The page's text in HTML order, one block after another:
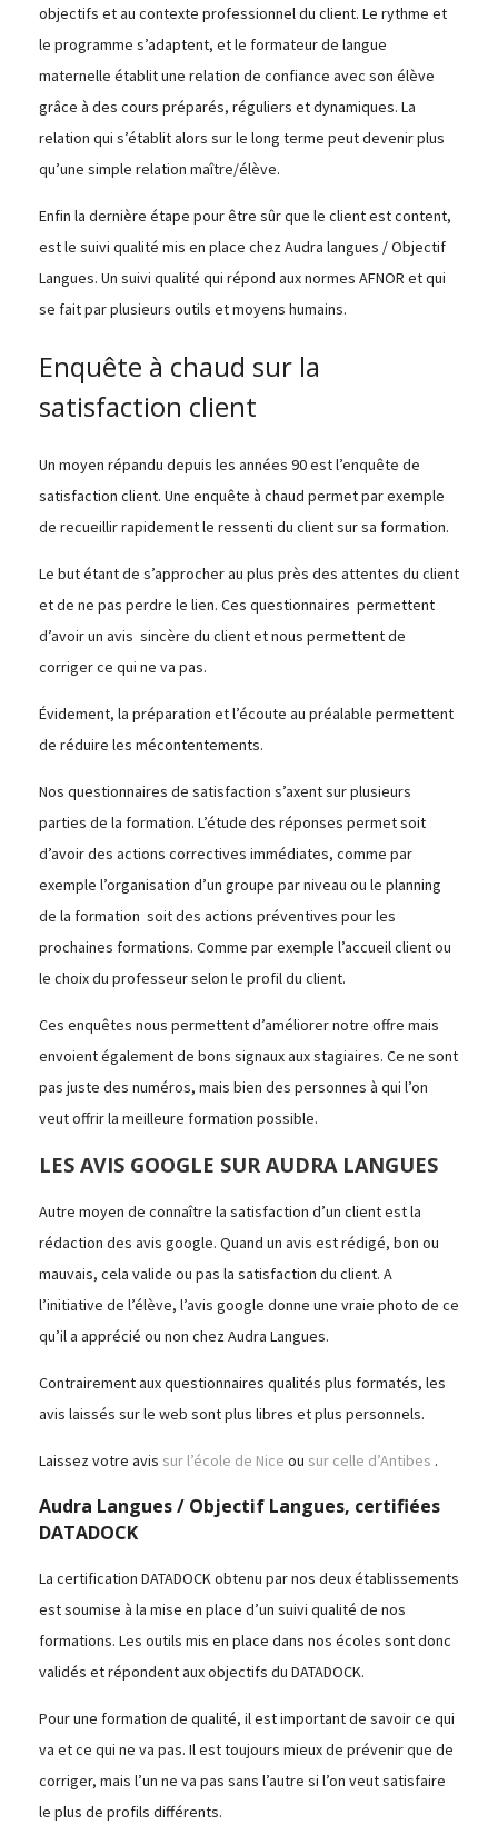
objectifs et au contexte professionnel du client. Le rythme et
le programme s’adaptent, et le formateur de langue
maternelle établit une relation de confiance avec son élève
grâce à des cours préparés, réguliers et dynamiques. La
relation qui s’établit alors sur le long terme peut devenir plus
qu’une simple relation maître/élève.
Enfin la dernière étape pour être sûr que le client est content,
est le suivi qualité mis en place chez Audra langues / Objectif
Langues. Un suivi qualité qui répond aux normes AFNOR et qui
se fait par plusieurs outils et moyens humains.
Enquête à chaud sur la
satisfaction client
Un moyen répandu depuis les années 90 est l’enquête de
satisfaction client. Une enquête à chaud permet par exemple
de recueillir rapidement le ressenti du client sur sa formation.
Le but étant de s’approcher au plus près des attentes du client
et de ne pas perdre le lien. Ces questionnaires permettent
d’avoir un avis sincère du client et nous permettent de
corriger ce qui ne va pas.
Évidement, la préparation et l’écoute au préalable permettent
de réduire les mécontentements.
Nos questionnaires de satisfaction s’axent sur plusieurs
parties de la formation. L’étude des réponses permet soit
d’avoir des actions correctives immédiates, comme par
exemple l’organisation d’un groupe par niveau ou le planning
de la formation soit des actions préventives pour les
prochaines formations. Comme par exemple l’accueil client ou
le choix du professeur selon le profil du client.
Ces enquêtes nous permettent d’améliorer notre offre mais
envoient également de bons signaux aux stagiaires. Ce ne sont
pas juste des numéros, mais bien des personnes à qui l’on
veut offrir la meilleure formation possible.
LES AVIS GOOGLE SUR AUDRA LANGUES
Autre moyen de connaître la satisfaction d’un client est la
rédaction des avis google. Quand un avis est rédigé, bon ou
mauvais, cela valide ou pas la satisfaction du client. A
l’initiative de l’élève, l’avis google donne une vraie photo de ce
qu’il a apprécié ou non chez Audra Langues.
Contrairement aux questionnaires qualités plus formatés, les
avis laissés sur le web sont plus libres et plus personnels.
Laissez votre avis sur l’école de Nice ou sur celle d’Antibes .
Audra Langues / Objectif Langues, certifiées
DATADOCK
La certification DATADOCK obtenu par nos deux établissements
est soumise à la mise en place d’un suivi qualité de nos
formations. Les outils mis en place dans nos écoles sont donc
validés et répondent aux objectifs du DATADOCK.
Pour une formation de qualité, il est important de savoir ce qui
va et ce qui ne va pas. Il est toujours mieux de prévenir que de
corriger, mais l’un ne va pas sans l’autre si l’on veut satisfaire
le plus de profils différents.